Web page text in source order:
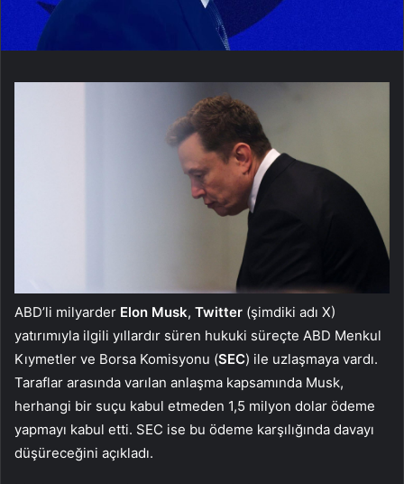
ABD’li milyarder Elon Musk, Twitter (şimdiki adı X)
yatırımıyla ilgili yıllardır süren hukuki süreçte ABD Menkul
Kıymetler ve Borsa Komisyonu (SEC) ile uzlaşmaya vardı.
Taraflar arasında varılan anlaşma kapsamında Musk,
herhangi bir suçu kabul etmeden 1,5 milyon dolar ödeme
yapmayı kabul etti. SEC ise bu ödeme karşılığında davayı
düşüreceğini açıkladı.